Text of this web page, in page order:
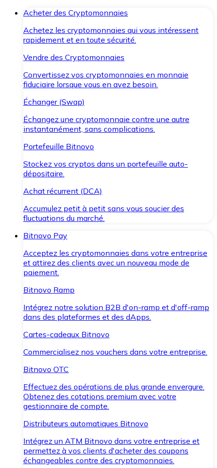
Acheter des Cryptomonnaies
Achetez les cryptomonnaies qui vous intéressent
rapidement et en toute sécurité.
Vendre des Cryptomonnaies
Convertissez vos cryptomonnaies en monnaie
fiduciaire lorsque vous en avez besoin.
Échanger (Swap)
Échangez une cryptomonnaie contre une autre
instantanément, sans complications.
Portefeuille Bitnovo
Stockez vos cryptos dans un portefeuille auto-
dépositaire.
Achat récurrent (DCA)
Accumulez petit à petit sans vous soucier des
fluctuations du marché.
Bitnovo Pay
Acceptez les cryptomonnaies dans votre entreprise
et attirez des clients avec un nouveau mode de
paiement.
Bitnovo Ramp
Intégrez notre solution B2B d'on-ramp et d'off-ramp
dans des plateformes et des dApps.
Cartes-cadeaux Bitnovo
Commercialisez nos vouchers dans votre entreprise.
Bitnovo OTC
Effectuez des opérations de plus grande envergure.
Obtenez des cotations premium avec votre
gestionnaire de compte.
Distributeurs automatiques Bitnovo
Intégrez un ATM Bitnovo dans votre entreprise et
permettez à vos clients d'acheter des coupons
échangeables contre des cryptomonnaies.